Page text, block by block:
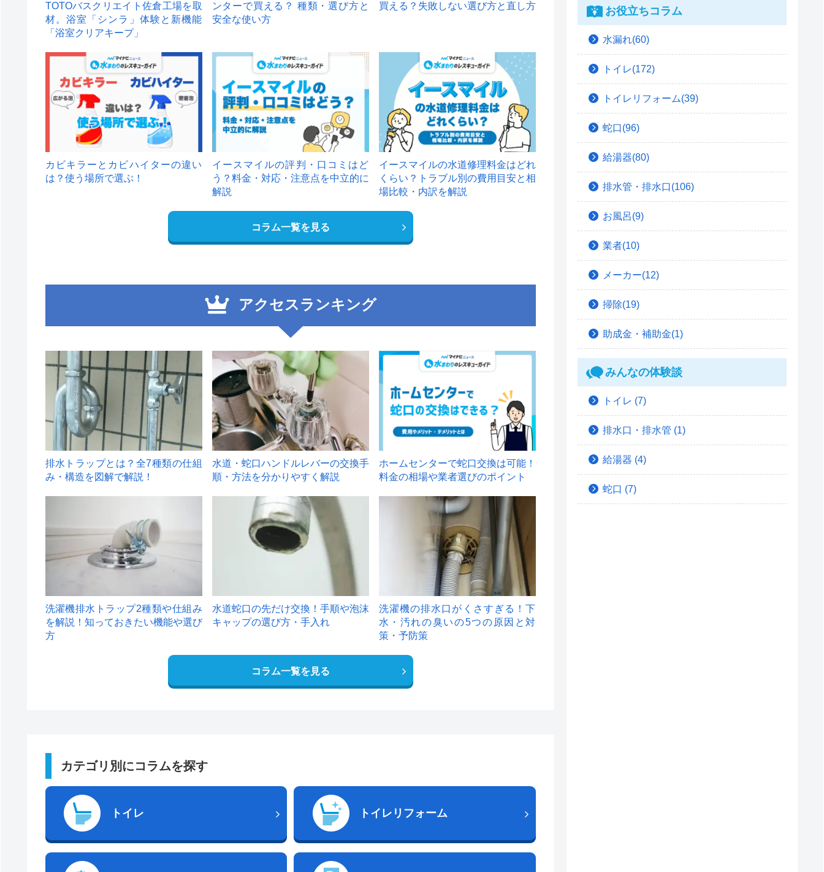
TOTOバスクリエイト佐倉工場を取
材。浴室「シンラ」体験と新機能
「浴室クリアキープ」
ンターで買える？ 種類・選び方と
安全な使い方
買える？失敗しない選び方と直し方
カビキラーとカビハイターの違い
は？使う場所で選ぶ！
イースマイルの評判・口コミはど
う？料金・対応・注意点を中立的に
解説
イースマイルの水道修理料金はどれ
くらい？トラブル別の費用目安と相
場比較・内訳を解説
コラム一覧を見る
アクセスランキング
1
排水トラップとは？全7種類の仕組
み・構造を図解で解説！
2
水道・蛇口ハンドルレバーの交換手
順・方法を分かりやすく解説
ホームセンターで蛇口交換は可能！
料金の相場や業者選びのポイント
洗濯機排水トラップ2種類や仕組み
を解説！知っておきたい機能や選び
方
水道蛇口の先だけ交換！手順や泡沫
キャップの選び方・手入れ
洗濯機の排水口がくさすぎる！下
水・汚れの臭いの5つの原因と対
策・予防策
コラム一覧を見る
カテゴリ別にコラムを探す
トイレ トイレリフォーム
お役立ちコラム
水漏れ(60)
トイレ(172)
トイレリフォーム(39)
蛇口(96)
給湯器(80)
排水管・排水口(106)
お風呂(9)
業者(10)
メーカー(12)
掃除(19)
助成金・補助金(1)
みんなの体験談
トイレ (7)
排水口・排水管 (1)
給湯器 (4)
蛇口 (7)